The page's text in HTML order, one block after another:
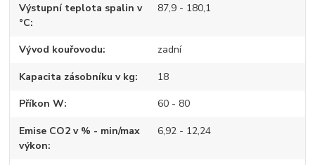
Výstupní teplota spalin v
°C
87,9 - 180,1
Vývod kouřovodu zadní
Kapacita zásobníku v kg 18
Příkon W 60 - 80
Emise CO2 v % - min/max
výkon
6,92 - 12,24